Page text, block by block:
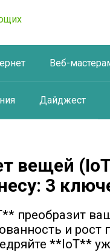
Веб-
Дайджест
вещей
3
преобразит
и
**IoT**